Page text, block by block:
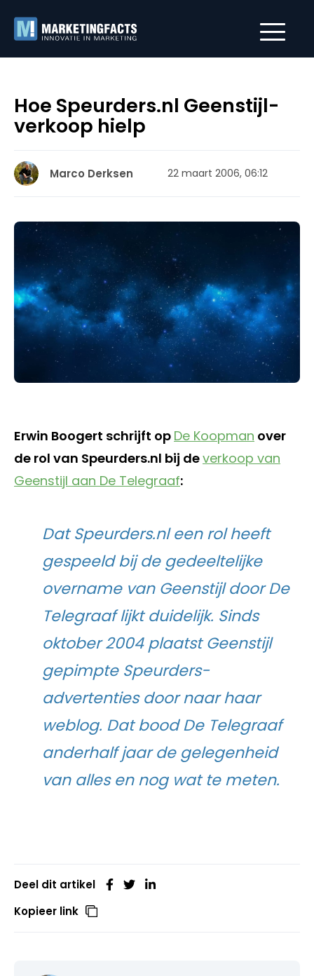
Hoe Speurders.nl Geenstijl-
verkoop hielp
Marco Derksen 22 maart 2006, 06:12
Erwin Boogert schrijft op De Koopman over
de rol van Speurders.nl bij deverkoop van
Geenstijl aan De Telegraaf:
Dat Speurders.nl een rol heeft
gespeeld bij de gedeeltelijke
overname van Geenstijl door De
Telegraaf lijkt duidelijk. Sinds
oktober 2004 plaatst Geenstijl
gepimpte Speurders-
advertenties door naar haar
weblog. Dat bood De Telegraaf
anderhalf jaar de gelegenheid
van alles en nog wat te meten.
Deel dit artikel
Kopieer link